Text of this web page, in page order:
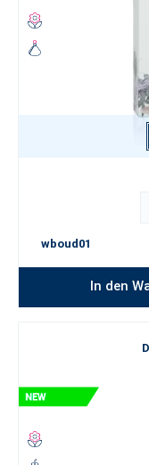
wboud01
In den